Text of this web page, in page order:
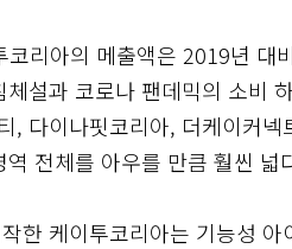
코리아의 메출액은 2019년
체설과 코로나 팬데믹의 소비
, 다이나핏코리아, 더케이커
역 전체를 아우를 만큼 훨씬 넓
한 케이투코리아는 기능성